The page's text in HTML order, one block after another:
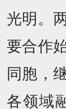
光明。
要合作
同胞，
各领域